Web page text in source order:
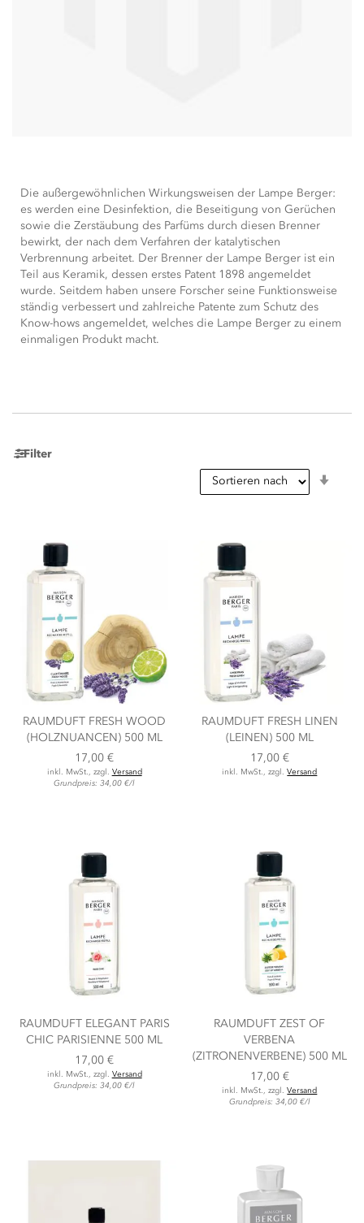
Die außergewöhnlichen Wirkungsweisen der Lampe Berger:
es werden eine Desinfektion, die Beseitigung von Gerüchen
sowie die Zerstäubung des Parfüms durch diesen Brenner
bewirkt, der nach dem Verfahren der katalytischen
Verbrennung arbeitet. Der Brenner der Lampe Berger ist ein
Teil aus Keramik, dessen erstes Patent 1898 angemeldet
wurde. Seitdem haben unsere Forscher seine Funktionsweise
ständig verbessert und zahlreiche Patente zum Schutz des
Know-hows angemeldet, welches die Lampe Berger zu einem
einmaligen Produkt macht.
Filter
RAUMDUFT FRESH WOOD
(HOLZNUANCEN) 500 ML
17,00 €
inkl. MwSt., zzgl. Versand
Grundpreis: 34,00 €/l
RAUMDUFT FRESH LINEN
(LEINEN) 500 ML
17,00 €
inkl. MwSt., zzgl.Versand
RAUMDUFT ELEGANT PARIS
CHIC PARISIENNE 500 ML
17,00 €
inkl. MwSt., zzgl. Versand
Grundpreis: 34,00 €/l
RAUMDUFT ZEST OF
VERBENA
(ZITRONENVERBENE) 500 ML
17,00 €
inkl. MwSt., zzgl.Versand
Grundpreis: 34,00 €/l